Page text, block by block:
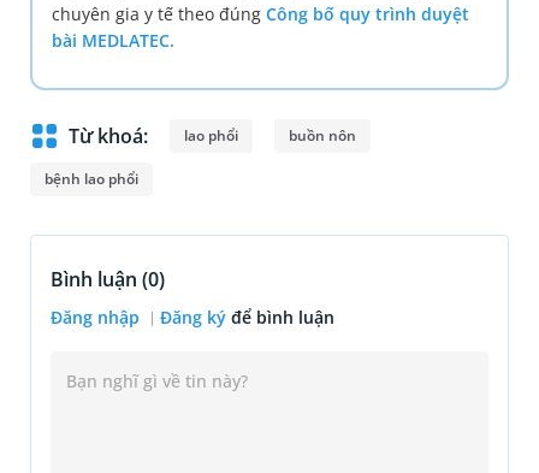
chuyên gia y tế theo đúng Công bố quy trình duyệt
bài MEDLATEC.
Từ khoá: lao phổi buồn nôn
bệnh lao phổi
Bình luận (0)
Đăng nhập Đăng ký để bình luận